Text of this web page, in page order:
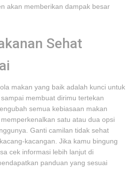
akan memberikan dampak besar
Sehat
makan yang baik adalah kunci untuk
membuat dirimu tertekan
semua kebiasaan makan
satu atau dua opsi
Ganti camilan tidak sehat
kacangan. Jika kamu bingung
cek informasi lebih lanjut di
panduan yang sesuai